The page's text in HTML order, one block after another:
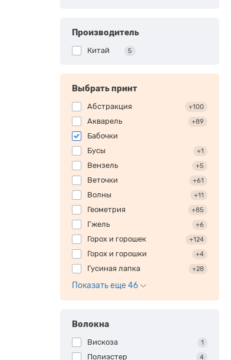
Производитель
Китай 5
Выбрать принт
Абстракция +100
Акварель +89
Бабочки
Бусы
+1
Вензель +5
Веточки +61
Волны +11
Геометрия +85
Гжель +6
Горох и горошек +124
Горох и горошки +4
Гусиная лапка +28
Показать еще 46
Волокна
Вискоза 1
Полиэстер 4